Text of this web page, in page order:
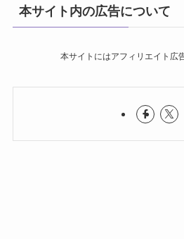
本サイト内の広告について
本サイトにはアフィリエイト広